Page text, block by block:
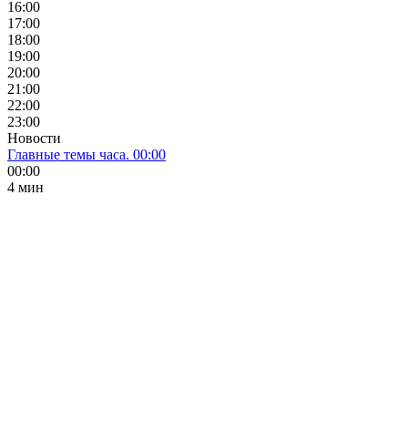
16:00
17:00
18:00
19:00
20:00
21:00
22:00
23:00
Новости
Главные темы часа. 00:00
00:00
4 мин